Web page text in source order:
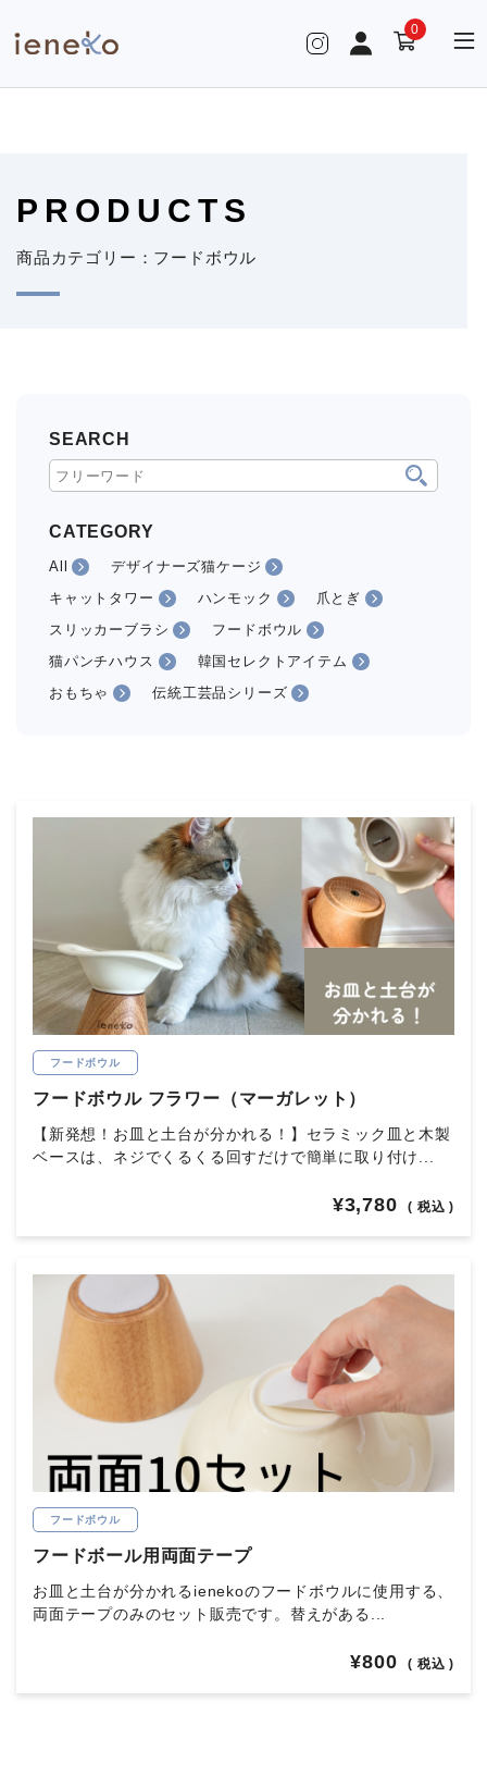
0
PRODUCTS
商品カテゴリー：フードボウル
SEARCH
CATEGORY
All
デザイナーズ猫ケージ
キャットタワー
ハンモック
爪とぎ
スリッカーブラシ
フードボウル
猫パンチハウス
韓国セレクトアイテム
おもちゃ
伝統工芸品シリーズ
フードボウル
フードボウル フラワー（マーガレット）
【新発想！お皿と土台が分かれる！】セラミック皿と木製
ベースは、ネジでくるくる回すだけで簡単に取り付け...
¥3,780 ( 税込 )
フードボウル
フードボール用両面テープ
お皿と土台が分かれるienekoのフードボウルに使用する、
両面テープのみのセット販売です。替えがある...
¥800 ( 税込 )